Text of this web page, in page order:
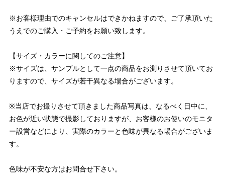
※お客様理由でのキャンセルはできかねますので、ご了承頂いた
うえでのご購入・ご予約をお願い致します。
【サイズ・カラーに関してのご注意】
※サイズは、サンプルとして一点の商品をお測りさせて頂いてお
りますので、サイズが若干異なる場合がございます。
※当店でお撮りさせて頂きました商品写真は、なるべく日中に、
お色が近い状態で撮影しておりますが、お客様のお使いのモニタ
ー設営などにより、実際のカラーと色味が異なる場合がございま
す。
色味が不安な方はお問合せ下さい。